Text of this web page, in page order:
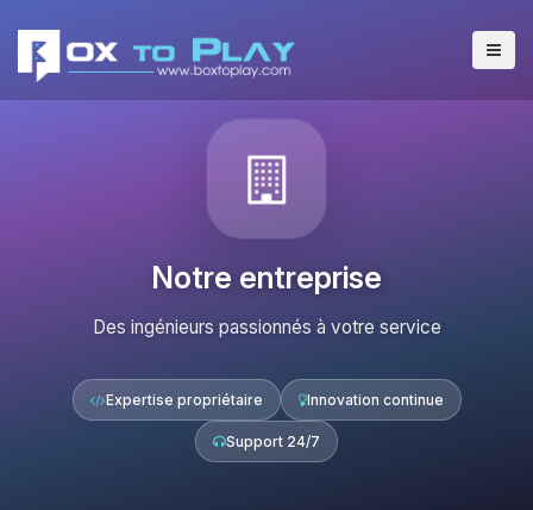
Notre entreprise
Des ingénieurs passionnés à votre service
Expertise propriétaire Innovation continue
Support 24/7